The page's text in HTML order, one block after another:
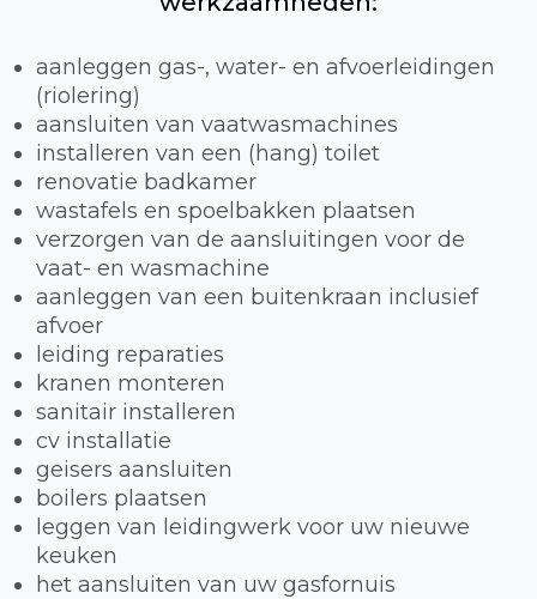
aanleggen gas-, water- en afvoerleidingen
(riolering)
aansluiten van vaatwasmachines
installeren van een (hang) toilet
renovatie badkamer
wastafels en spoelbakken plaatsen
verzorgen van de aansluitingen voor de
vaat- en wasmachine
aanleggen van een buitenkraan inclusief
afvoer
leiding reparaties
kranen monteren
sanitair installeren
cv installatie
geisers aansluiten
boilers plaatsen
leggen van leidingwerk voor uw nieuwe
keuken
het aansluiten van uw gasfornuis